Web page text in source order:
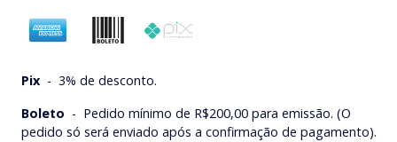
Pix - 3% de desconto.
Boleto - Pedido mínimo de R$200,00 para emissão. (O
pedido só será enviado após a confirmação de pagamento).